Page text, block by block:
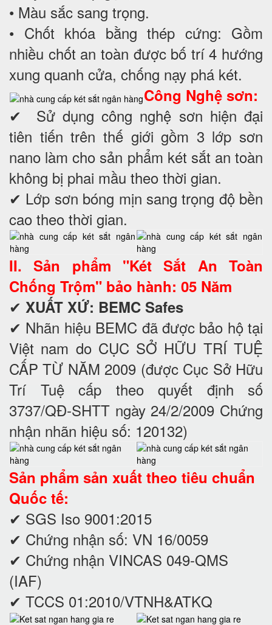
• Màu sắc sang trọng.
• Chốt khóa bằng thép cứng: Gồm
nhiều chốt an toàn được bố trí 4 hướng
xung quanh cửa, chống nạy phá két.
Công Nghệ sơn:
✔ Sử dụng công nghệ sơn hiện đại
tiên tiến trên thế giới gồm 3 lớp sơn
nano làm cho sản phẩm két sắt an toàn
không bị phai mầu theo thời gian.
✔ Lớp sơn bóng mịn sang trọng độ bền
cao theo thời gian.
II. Sản phẩm "Két Sắt An Toàn
Chống Trộm" bảo hành: 05 Năm
✔ XUẤT XỨ: BEMC Safes
✔ Nhãn hiệu BEMC đã được bảo hộ tại
Việt nam do CỤC SỞ HỮU TRÍ TUỆ
CẤP TỪ NĂM 2009 (được Cục Sở Hữu
Trí Tuệ cấp theo quyết định số
3737/QĐ-SHTT ngày 24/2/2009 Chứng
nhận nhãn hiệu số: 120132)
Sản phẩm sản xuất theo tiêu chuẩn
Quốc tế:
✔ SGS Iso 9001:2015
✔ Chứng nhận số: VN 16/0059
✔ Chứng nhận VINCAS 049-QMS
(IAF)
✔ TCCS 01:2010/VTNH&ATKQ